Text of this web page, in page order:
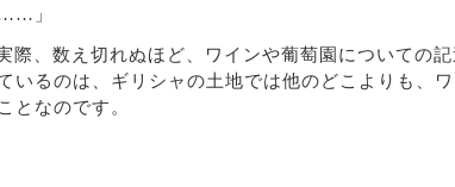
」
際、数え切れぬほど、ワインや葡萄園についての
いるのは、ギリシャの土地では他のどこよりも、
となのです。